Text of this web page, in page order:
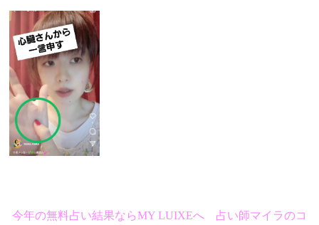
今年の無料占い結果ならMY LUIXEへ 占い師マイラのコ